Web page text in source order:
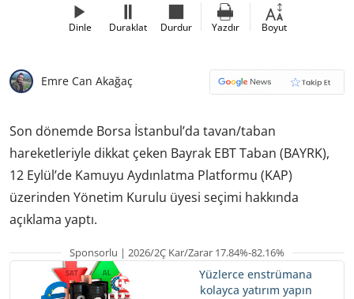
Dinle Duraklat Durdur Yazdır Boyut
Emre Can Akağaç
Son dönemde Borsa İstanbul’da tavan/taban
hareketleriyle dikkat çeken Bayrak EBT Taban (BAYRK),
12 Eylül’de Kamuyu Aydınlatma Platformu (KAP)
üzerinden Yönetim Kurulu üyesi seçimi hakkında
açıklama yaptı.
Sponsorlu | 2026/2Ç Kar/Zarar 17.84%-82.16%
Yüzlerce enstrümana
kolayca yatırım yapın